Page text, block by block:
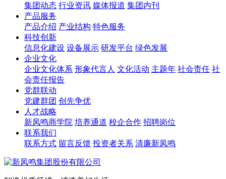
集团动态 行业资讯 媒体报道 集团内刊
产品服务
产品介绍 产业结构 特色服务
科技创新
信息化建设 设备展示 研发平台 绿色发展
企业文化
企业文化体系 形象代言人 文化活动 主题年 社会责任 社
会责任报告
党群联动
党建群团 创先争优
人才战略
新凤鸣商学院 培养通道 校企合作 招聘岗位
联系我们
联系方式 留言反馈 投资者关系 清廉新凤鸣